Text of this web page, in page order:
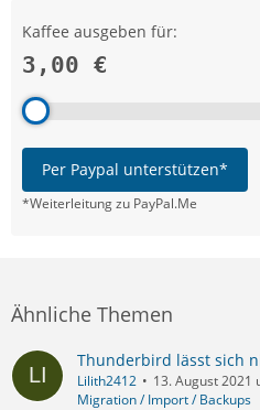
Kaffee ausgeben für:
3,00 €
Per Paypal unterstützen*
*Weiterleitung zu PayPal.Me
Ähnliche Themen
Thunderbird lässt sich
Lilith2412
13. August 2021
Migration / Import / Backups